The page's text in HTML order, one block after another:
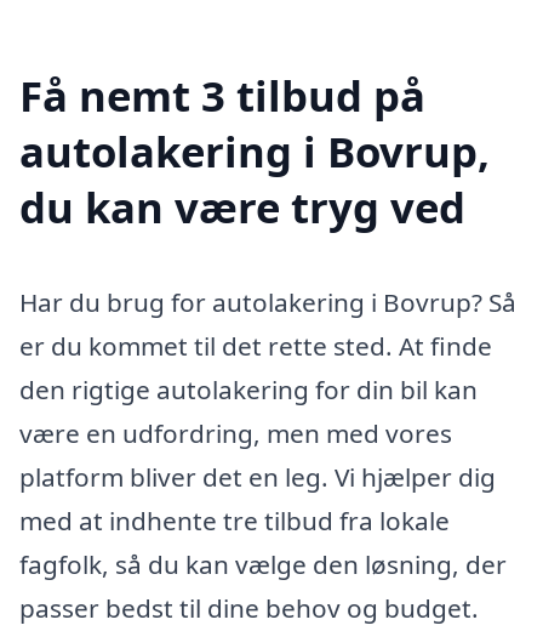
Få nemt 3 tilbud på
autolakering i Bovrup,
du kan være tryg ved
Har du brug for autolakering i Bovrup? Så
er du kommet til det rette sted. At finde
den rigtige autolakering for din bil kan
være en udfordring, men med vores
platform bliver det en leg. Vi hjælper dig
med at indhente tre tilbud fra lokale
fagfolk, så du kan vælge den løsning, der
passer bedst til dine behov og budget.